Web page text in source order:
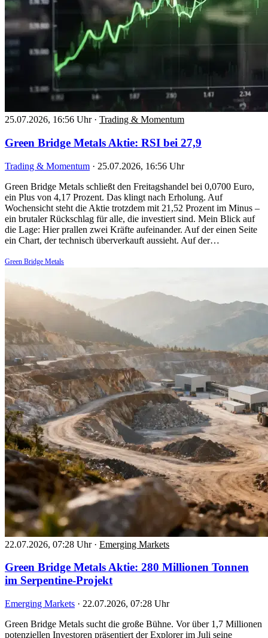
25.07.2026, 16:56 Uhr · Trading & Momentum
Green Bridge Metals Aktie: RSI bei 27,9
Trading & Momentum · 25.07.2026, 16:56 Uhr
Green Bridge Metals schließt den Freitagshandel bei 0,0700 Euro,
ein Plus von 4,17 Prozent. Das klingt nach Erholung. Auf
Wochensicht steht die Aktie trotzdem mit 21,52 Prozent im Minus –
ein brutaler Rückschlag für alle, die investiert sind. Mein Blick auf
die Lage: Hier prallen zwei Kräfte aufeinander. Auf der einen Seite
ein Chart, der technisch überverkauft aussieht. Auf der…
Green Bridge Metals
22.07.2026, 07:28 Uhr · Emerging Markets
Green Bridge Metals Aktie: 280 Millionen Tonnen
im Serpentine-Projekt
Emerging Markets · 22.07.2026, 07:28 Uhr
Green Bridge Metals sucht die große Bühne. Vor über 1,7 Millionen
potenziellen Investoren präsentiert der Explorer im Juli seine